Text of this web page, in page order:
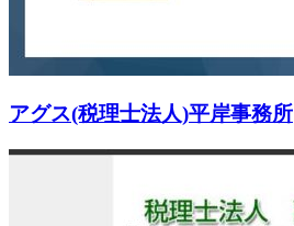
アグス(税理士法人)平岸事務所